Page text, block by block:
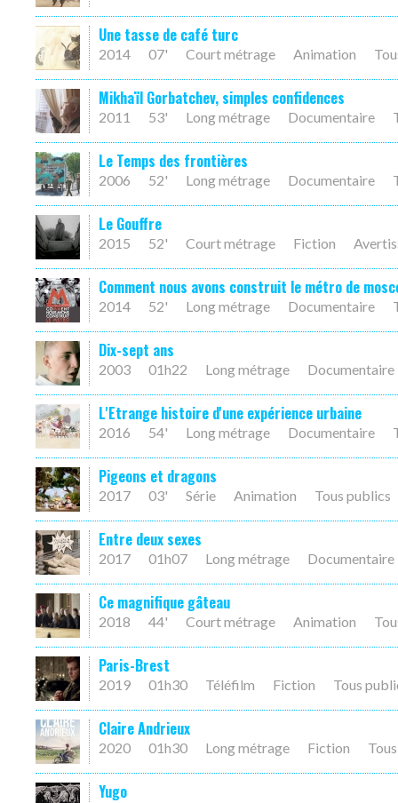
Une tasse de café turc
2014 07' Court métrage Animation
Mikhaïl Gorbatchev, simples confidences
2011 53' Long métrage Documentaire
Le Temps des frontières
2006 52' Long métrage Documentaire
Le Gouffre
2015 52' Court métrage Fiction
Comment nous avons construit le métro de
2014 52' Long métrage Documentaire
Dix-sept ans
2003 01h22 Long métrage Documentaire
L'Etrange histoire d'une expérience urbaine
2016 54' Long métrage Documentaire
Pigeons et dragons
2017 03' Série Animation Tous publics
Entre deux sexes
2017 01h07 Long métrage Documentaire
Ce magnifique gâteau
2018 44' Court métrage Animation
Paris-Brest
2019 01h30 Téléfilm Fiction Tous
Claire Andrieux
2020 01h30 Long métrage Fiction
Yugo